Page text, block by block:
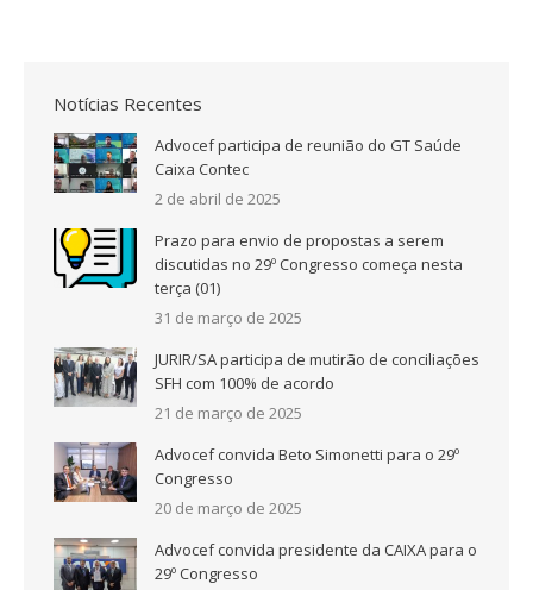
Notícias Recentes
Advocef participa de reunião do GT Saúde
Caixa Contec
2 de abril de 2025
Prazo para envio de propostas a serem
discutidas no 29º Congresso começa nesta
terça (01)
31 de março de 2025
JURIR/SA participa de mutirão de conciliações
SFH com 100% de acordo
21 de março de 2025
Advocef convida Beto Simonetti para o 29º
Congresso
20 de março de 2025
Advocef convida presidente da CAIXA para o
29º Congresso